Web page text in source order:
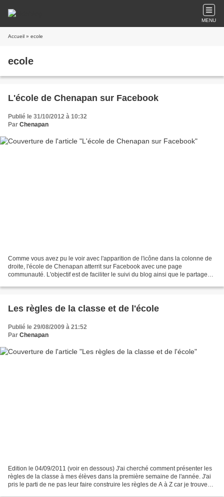
MENU
Accueil » ecole
ecole
L'école de Chenapan sur Facebook
Publié le 31/10/2012 à 10:32
Par Chenapan
Comme vous avez pu le voir avec l'apparition de l'icône dans la colonne de
droite, l'école de Chenapan atterrit sur Facebook avec une page
communauté. L'objectif est de faciliter le suivi du blog ainsi que le partage
Les règles de la classe et de l'école
Publié le 29/08/2009 à 21:52
Par Chenapan
Edition le 04/09/2011 (voir en dessous) J'ai cherché comment présenter les
règles de la classe à mes élèves dans la première semaine de l'année. J'ai
pris le parti de ne pas leur faire construire les règles de A à Z car je trouve